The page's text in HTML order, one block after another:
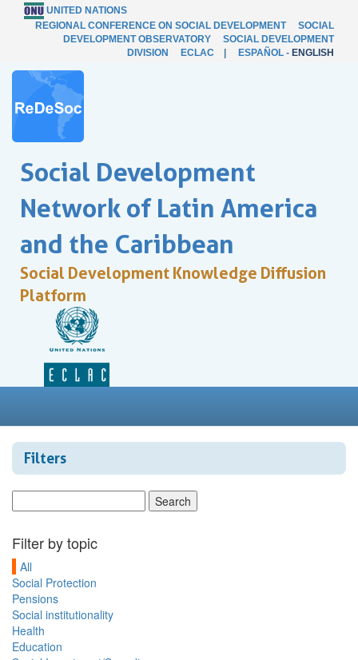
UNITED NATIONS
REGIONAL CONFERENCE ON SOCIAL DEVELOPMENT
SOCIAL
DEVELOPMENT OBSERVATORY
SOCIAL DEVELOPMENT
DIVISION
ECLAC ESPAÑOL - ENGLISH
Social Development
Network of Latin America
and the Caribbean
Social Development Knowledge Diffusion
Platform
Filters
Filter by topic
All
Social Protection
Pensions
Social institutionality
Health
Education